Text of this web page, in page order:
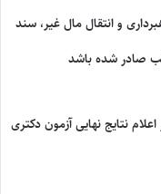
و انتقال مال غیر، سند
صادر شده باشد
نتایج نهایی آزمون دکتری